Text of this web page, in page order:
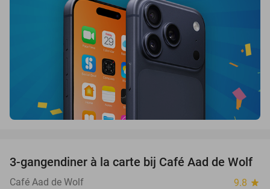
41%
3-gangendiner à la carte bij Café Aad de Wolf
Café Aad de Wolf 9.8 star